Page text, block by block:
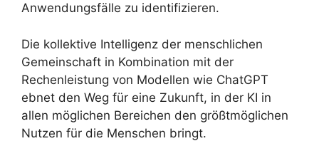
Anwendungsfälle zu identifizieren.
Die kollektive Intelligenz der menschlichen
Gemeinschaft in Kombination mit der
Rechenleistung von Modellen wie ChatGPT
ebnet den Weg für eine Zukunft, in der KI in
allen möglichen Bereichen den größtmöglichen
Nutzen für die Menschen bringt.